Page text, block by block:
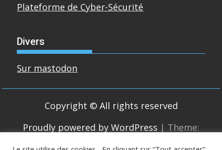
Plateforme de Cyber-Sécurité
Divers
Sur mastodon
Copyright © All rights reserved
Proudly powered by WordPress | Theme: